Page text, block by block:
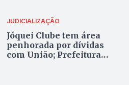
JUDICIALIZAÇÃO
Jóquei Clube tem área
penhorada por dívidas
com União; Prefeitura